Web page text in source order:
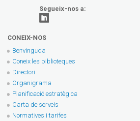
Segueix-nos a:
CONEIX-NOS
Benvinguda
Coneix les biblioteques
Directori
Organigrama
Planificació estratègica
Carta de serveis
Normatives i tarifes